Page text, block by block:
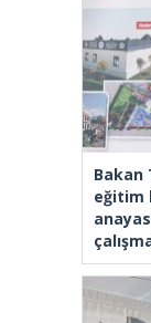
Bakan
eğitim